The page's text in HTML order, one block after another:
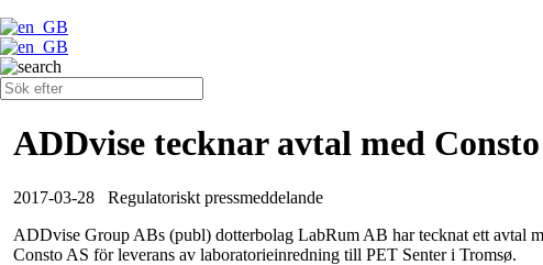
ADDvise tecknar avtal med
2017-03-28
Regulatoriskt pressmeddelande
ADDvise Group ABs (publ) dotterbolag LabRum AB har tecknat ett avtal
Consto AS för leverans av laboratorieinredning till PET Senter i Tromsø.